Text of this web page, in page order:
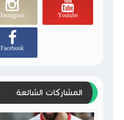
Youtube
Instagram
Facebook
المشاركات الشائعة